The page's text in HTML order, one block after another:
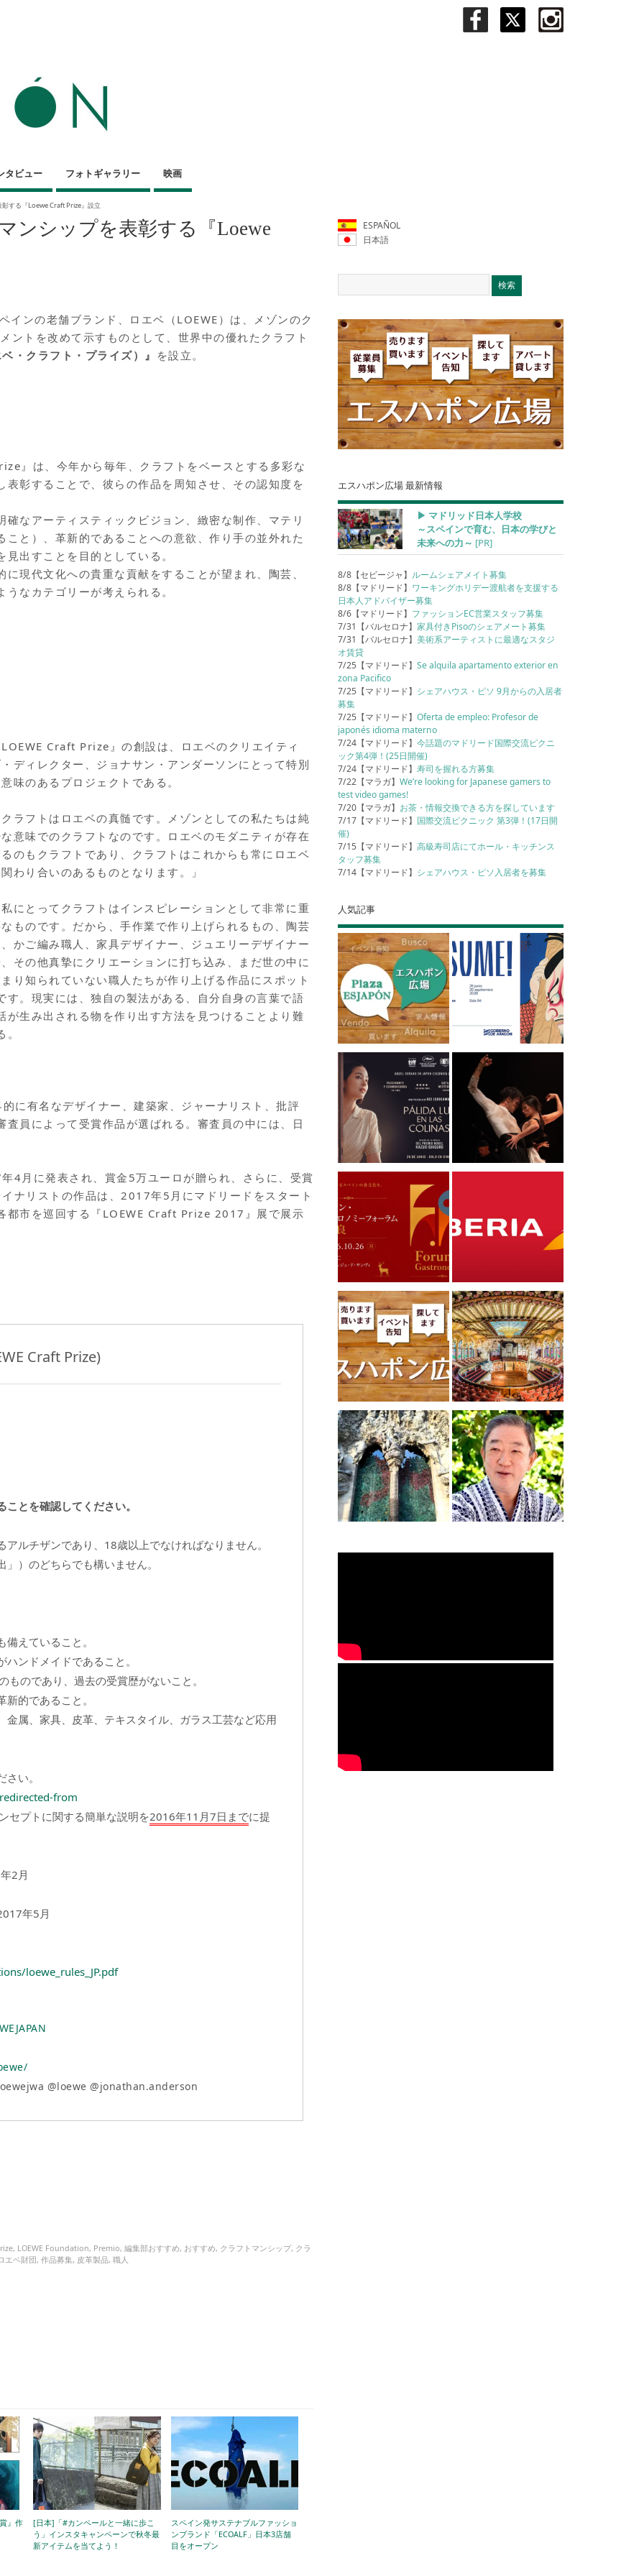
タビュー フォトギャラリー 映画
する『Loewe Craft Prize』設立
ンシップを表彰する『Loewe
ンの老舗ブランド、ロエベ（LOEWE）は、メゾンのク
ントを改めて示すものとして、世界中の優れたクラフト
クラフト・プライズ）』 を設立。
』は、今年から毎年、クラフトをベースとする多彩な
彰することで、彼らの作品を周知させ、その認知度を
なアーティスティックビジョン、緻密な制作、マテリ
と）、革新的であることへの意欲、作り手の並外れた
出すことを目的としている。
現代文化への貴重な貢献をすることが望まれ、陶芸、
なカテゴリーが考えられる。
Craft Prize』の創設は、ロエベのクリエイティ
ディレクター、ジョナサン・アンダーソンにとって特別
味のあるプロジェクトである。
ラフトはロエベの真髄です。メゾンとしての私たちは純
意味でのクラフトなのです。ロエベのモダニティが存在
のもクラフトであり、クラフトはこれからも常にロエベ
わり合いのあるものとなります。」
にとってクラフトはインスピレーションとして非常に重
ものです。だから、手作業で作り上げられるもの、陶芸
かご編み職人、家具デザイナー、ジュエリーデザイナー
その他真摯にクリエーションに打ち込み、まだ世の中に
り知られていない職人たちが作り上げる作品にスポット
。現実には、独自の製法がある、自分自身の言葉で語
生み出される物を作り出す方法を見つけることより難
に有名なデザイナー、建築家、ジャーナリスト、批評
員によって受賞作品が選ばれる。審査員の中には、日
月に発表され、賞金5万ユーロが贈られ、さらに、受賞
ナリストの作品は、2017年5月にマドリードをスタート
都市を巡回する『LOEWE Craft Prize 2017』展で展示
Craft Prize)
とを確認してください。
ルチザンであり、18歳以上でなければなりません。
）のどちらでも構いません。
えていること。
ンドメイドであること。
のであり、過去の受賞歴がないこと。
的であること。
属、家具、皮革、テキスタイル、ガラス工芸など応用
い。
from
セプトに関する簡単な説明を2016年11月7日までに提
2月
年5月
loewe_rules_JP.pdf
@loewe @jonathan.anderson
, LOEWE Foundation, Premio, 編集部おすすめ, おすすめ, クラフトマンシップ, クラ
エベ財団, 作品募集, 皮革製品, 職人
』作
[日本]「#カンペールと一緒に歩こ
う」インスタキャンペーンで秋冬最
新アイテムを当てよう！
スペイン発サステナブルファッショ
ンブランド「ECOALF」日本3店舗
目をオープン
ESPAÑOL
日本語
エスハポン広場 最新情報
▶︎ マドリッド日本人学校
～スペインで育む、日本の学びと
未来への力～ [PR]
8/8【セビージャ】ルームシェアメイト募集
8/8【マドリード】 ワーキングホリデー渡航者を支援する
日本人アドバイザー募集
8/6【マドリード】 ファッションEC営業スタッフ募集
7/31【バルセロナ】家具付きPisoのシェアメート募集
7/31【バルセロナ】美術系アーティストに最適なスタジ
オ賃貸
7/25【マドリード】Se alquila apartamento exterior en
zona Pacifico
7/25【マドリード】 シェアハウス・ピソ 9月からの入居者
募集
7/25【マドリード】Oferta de empleo: Profesor de
japonés idioma materno
7/24【マドリード】今話題のマドリード国際交流ピクニ
ック第4弾！(25日開催)
7/24【マドリード】寿司を握れる方募集
7/22【マラガ】We’re looking for Japanese gamers to
test video games!
7/20【マラガ】 お茶・情報交換できる方を探しています
7/17【マドリード】 国際交流ピクニック 第3弾！(17日開
催)
7/15【マドリード】高級寿司店にてホール・キッチンス
タッフ募集
7/14【マドリード】 シェアハウス・ピソ入居者を募集
人気記事